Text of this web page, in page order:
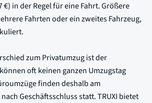
€) in der Regel für eine Fahrt. Größere
Fahrten oder ein zweites Fahrzeug,
zum Privatumzug ist der
oft keinen ganzen Umzugstag
finden deshalb am
Geschäftsschluss statt. TRUXI bietet